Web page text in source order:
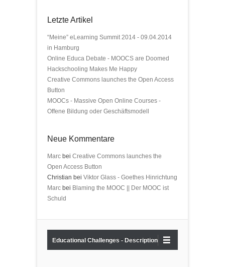
Letzte Artikel
“Meine” eLearning Summit 2014 - 09.04.2014
in Hamburg
Online Educa Debate - MOOCS are Doomed
Hackschooling Makes Me Happy
Creative Commons launches the Open Access
Button
MOOCs - Massive Open Online Courses -
Offene Bildung oder Geschäftsmodell
Neue Kommentare
Marc bei Creative Commons launches the
Open Access Button
Christian bei Viktor Glass - Goethes Hinrichtung
Marc bei Blaming the MOOC || Der MOOC ist
Schuld
Educational Challenges - Description